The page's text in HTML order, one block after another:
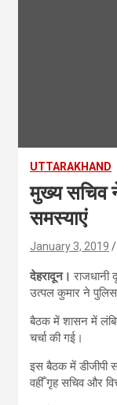
UTTARAKHAND
मुख्य सचिव
समस्याएं
January 3, 2019
देहरादून।
उत्पल कुमार ने
बैठक में शासन में
चर्चा की गई।
इस बैठक में डीजीपी
वहीँ गृह सचिव और